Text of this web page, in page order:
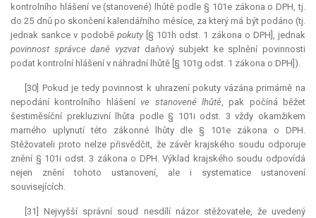
kontrolního hlášení ve (stanovené) lhůtě podle § 101e zákona o DPH, tj.
do 25 dnů po skončení kalendářního měsíce, za který má být podáno (tj.
jednak sankce v podobě pokuty[§ 101h odst. 1 zákona o DPH], jednak
povinnost správce daně vyzvatdaňový subjekt ke splnění povinnosti
podat kontrolní hlášení v náhradní lhůtě [§ 101g odst. 1 zákona o DPH]).
[30] Pokud je tedy povinnost k uhrazení pokuty vázána primárně na
nepodání kontrolního hlášeníve stanovené lhůtě, pak počíná běžet
šestiměsíční prekluzivní lhůta podle § 101i odst. 3 vždy okamžikem
marného uplynutí této zákonné lhůty dle § 101e zákona o DPH.
Stěžovateli proto nelze přisvědčit, že závěr krajského soudu odporuje
znění § 101i odst. 3 zákona o DPH. Výklad krajského soudu odpovídá
nejen znění tohoto ustanovení, ale i systematice ustanovení
souvisejících.
[31] Nejvyšší správní soud nesdílí názor stěžovatele, že uvedený